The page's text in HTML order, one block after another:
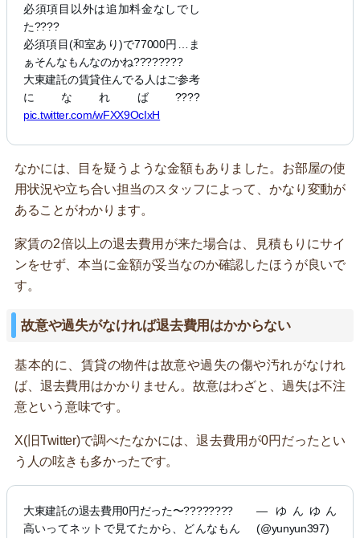
必須項目以外は追加料金なしでし
た????
必須項目(和室あり)で77000円…ま
ぁそんなもんなのかね????????
大東建託の賃貸住んでる人はご参考
になれば????
pic.twitter.com/wFXX9OcIxH
なかには、目を疑うような金額もありました。お部屋の使
用状況や立ち合い担当のスタッフによって、かなり変動が
あることがわかります。
家賃の2倍以上の退去費用が来た場合は、見積もりにサイ
ンをせず、本当に金額が妥当なのか確認したほうが良いで
す。
故意や過失がなければ退去費用はかからない
基本的に、賃貸の物件は故意や過失の傷や汚れがなけれ
ば、退去費用はかかりません。故意はわざと、過失は不注
意という意味です。
X(旧Twitter)で調べたなかには、退去費用が0円だったとい
う人の呟きも多かったです。
大東建託の退去費用0円だった〜????‍????
高いってネットで見てたから、どんなもん
— ゆんゆん
(@yunyun397)